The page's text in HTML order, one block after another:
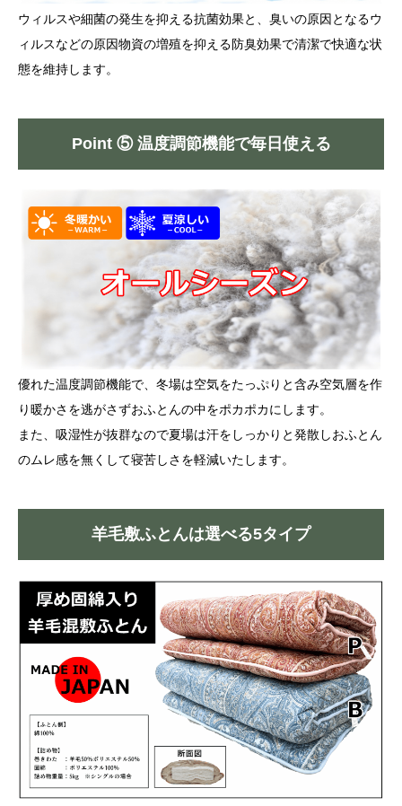
ウィルスや細菌の発生を抑える抗菌効果と、臭いの原因となるウ
ィルスなどの原因物資の増殖を抑える防臭効果で清潔で快適な状
態を維持します。
Point ⑤ 温度調節機能で毎日使える
優れた温度調節機能で、冬場は空気をたっぷりと含み空気層を作
り暖かさを逃がさずおふとんの中をポカポカにします。
また、吸湿性が抜群なので夏場は汗をしっかりと発散しおふとん
のムレ感を無くして寝苦しさを軽減いたします。
羊毛敷ふとんは選べる5タイプ